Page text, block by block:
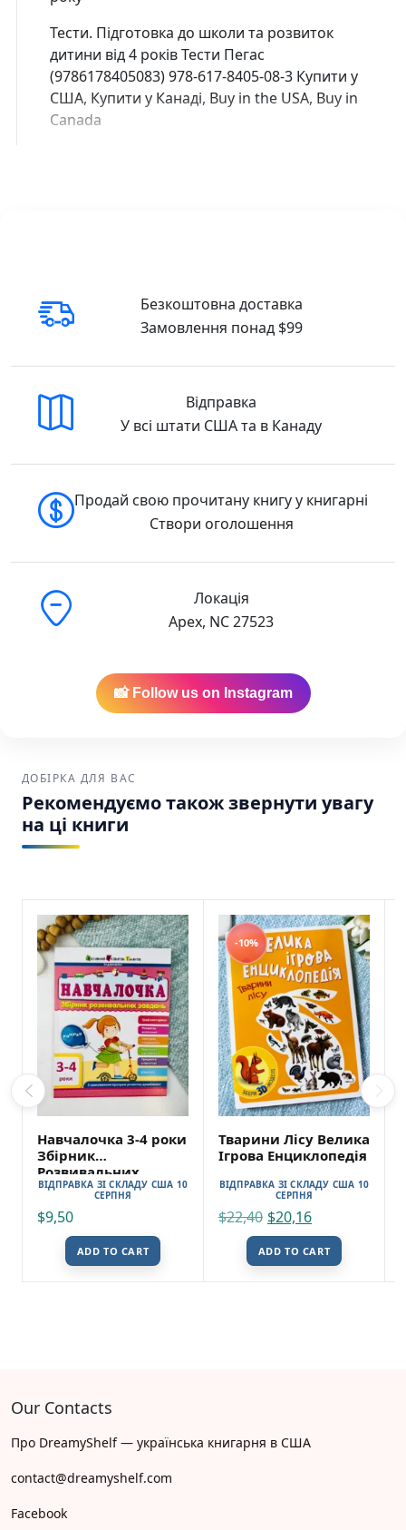
Тести. Підготовка до школи та розвиток
дитини від 4 років Тести Пегас
(9786178405083) 978-617-8405-08-3 Купити у
США, Купити у Канаді, Buy in the USA, Buy in
Canada
Безкоштовна доставка
Замовлення понад $99
Відправка
У всі штати США та в Канаду
Продай свою прочитану книгу у книгарні
Створи оголошення
Локація
Apex, NC 27523
📸 Follow us on Instagram
ДОБІРКА ДЛЯ ВАС
Рекомендуємо також звернути увагу
на ці книги
Навчалочка 3-4 роки
Збірник
Розвивальних
Завдань
ВІДПРАВКА ЗІ СКЛАДУ США 10
СЕРПНЯ
$9,50
ADD TO CART
-10%
Тварини Лісу Велика
Ігрова Енциклопедія
ВІДПРАВКА ЗІ СКЛАДУ США 10
СЕРПНЯ
$22,40 $20,16
ADD TO CART
Our Contacts
Про DreamyShelf — українська книгарня в США
contact@dreamyshelf.com
Facebook